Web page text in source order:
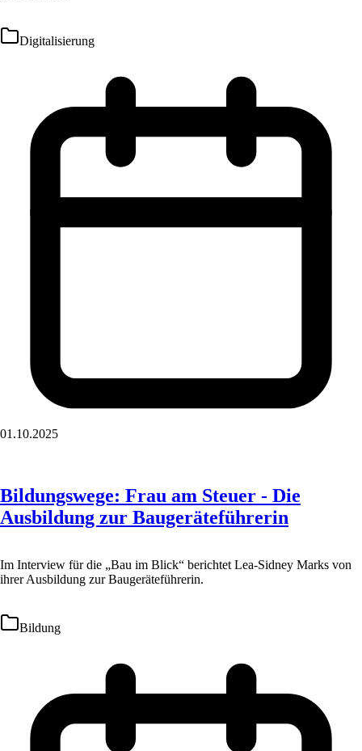
Digitalisierung
01.10.2025
Bildungswege: Frau am Steuer - Die
Ausbildung zur Baugeräteführerin
Im Interview für die „Bau im Blick“ berichtet Lea-Sidney Marks von
ihrer Ausbildung zur Baugeräteführerin.
Bildung